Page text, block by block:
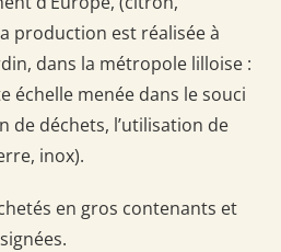
production est réalisée à
dans la métropole lilloise :
échelle menée dans le souci
de déchets, l’utilisation de
inox).
en gros contenants et